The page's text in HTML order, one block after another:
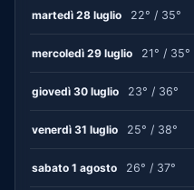
martedì 28 luglio 22° / 35°
mercoledì 29 luglio 21° / 35°
giovedì 30 luglio 23° / 36°
venerdì 31 luglio 25° / 38°
sabato 1 agosto 26° / 37°